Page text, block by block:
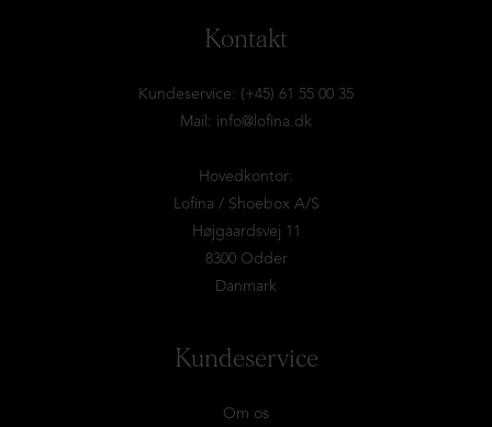
Kontakt
Kundeservice: (+45) 61 55 00 35
Mail: info@lofina.dk
Hovedkontor:
Lofina / Shoebox A/S
Højgaardsvej 11
8300 Odder
Danmark
Kundeservice
Om os